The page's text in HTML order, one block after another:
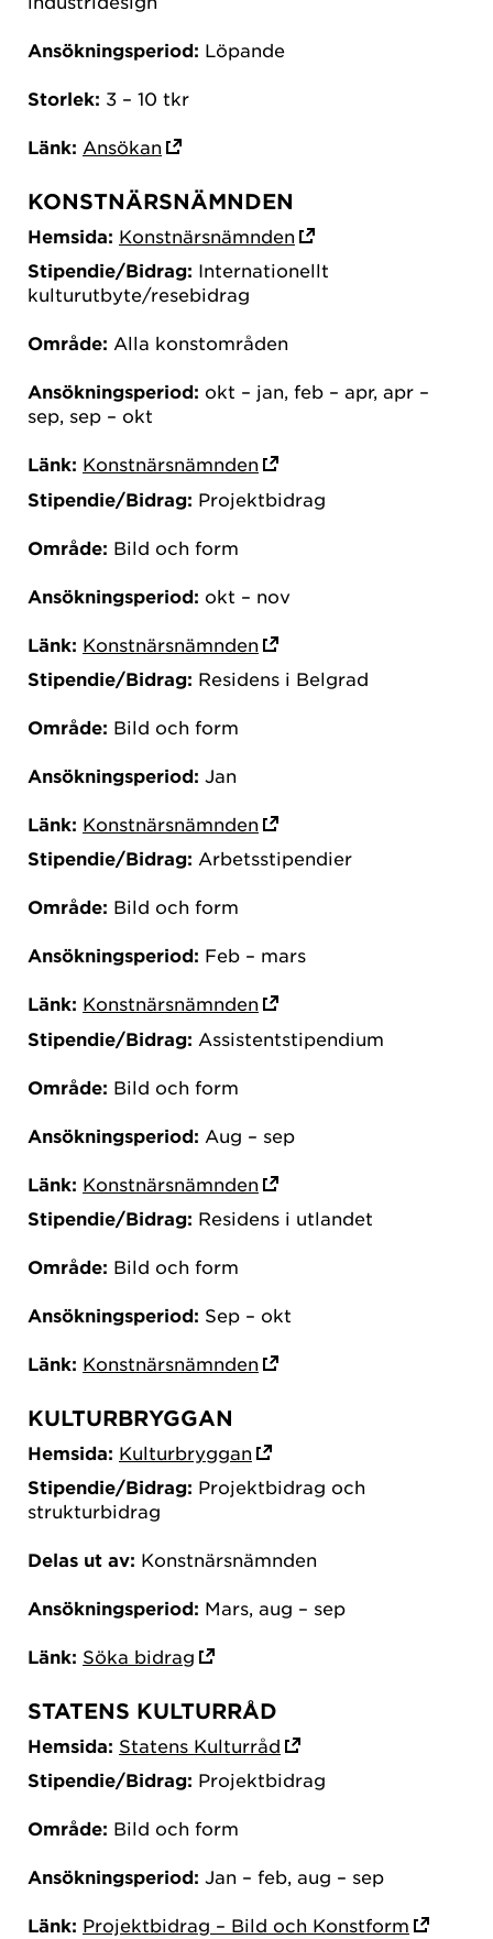
Ansökningsperiod: Löpande
Storlek: 3 – 10 tkr
Länk: Ansökan
KONSTNÄRSNÄMNDEN
Hemsida: Konstnärsnämnden
Stipendie/Bidrag: Internationellt
kulturutbyte/resebidrag
Område: Alla konstområden
Ansökningsperiod: okt – jan, feb – apr, apr –
sep, sep – okt
Länk: Konstnärsnämnden
Stipendie/Bidrag: Projektbidrag
Område: Bild och form
Ansökningsperiod: okt – nov
Länk: Konstnärsnämnden
Stipendie/Bidrag: Residens i Belgrad
Område: Bild och form
Ansökningsperiod: Jan
Länk: Konstnärsnämnden
Stipendie/Bidrag: Arbetsstipendier
Område: Bild och form
Ansökningsperiod: Feb – mars
Länk: Konstnärsnämnden
Stipendie/Bidrag: Assistentstipendium
Område: Bild och form
Ansökningsperiod: Aug – sep
Länk: Konstnärsnämnden
Stipendie/Bidrag: Residens i utlandet
Område: Bild och form
Ansökningsperiod: Sep – okt
Länk: Konstnärsnämnden
KULTURBRYGGAN
Hemsida: Kulturbryggan
Stipendie/Bidrag: Projektbidrag och
strukturbidrag
Delas ut av: Konstnärsnämnden
Ansökningsperiod: Mars, aug – sep
Länk: Söka bidrag
STATENS KULTURRÅD
Hemsida: Statens Kulturråd
Stipendie/Bidrag: Projektbidrag
Område: Bild och form
Ansökningsperiod: Jan – feb, aug – sep
Länk: Projektbidrag – Bild och Konstform